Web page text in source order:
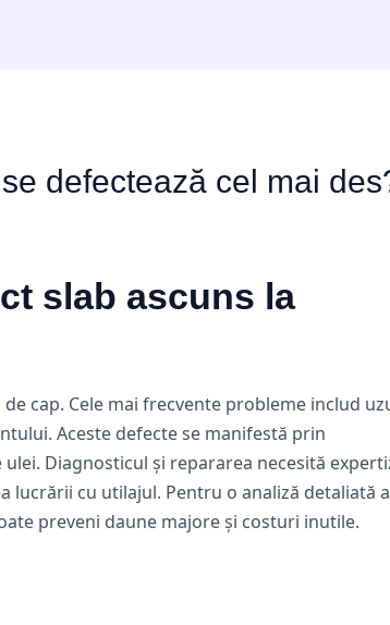
defectează cel mai
slab ascuns la
cap. Cele mai frecvente probleme includ
Aceste defecte se manifestă prin
Diagnosticul și repararea necesită
cu utilajul. Pentru o analiză detaliată a
preveni daune majore și costuri inutile.